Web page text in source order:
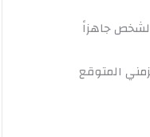
جاهزاً
المتوقع